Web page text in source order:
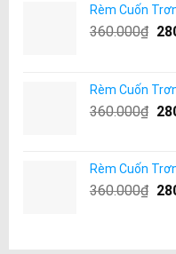
Rèm Cuốn
360.000₫
Rèm Cuốn
360.000₫
Rèm Cuốn
360.000₫